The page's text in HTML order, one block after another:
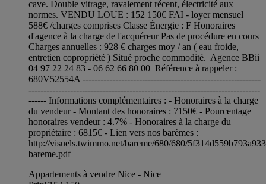
cave. Double vitrage, ravalement récent, électricité aux
normes. VENDU LOUE : 152 150€ FAI - loyer mensuel
588€ /charges comprises Classe Énergie : F Honoraires
d'agence à la charge de l'acquéreur Pas de procédure en cours
Charges annuelles : 928 € charges moy / an ( eau froide,
entretien copropriété ) Situé proche commodité. Agence BBii
04 97 22 24 83 - 06 62 66 80 00 Référence à rappeler :
680V52554A ------------------------------------------------------------
------------------------------------------------------------------------------
------ Informations complémentaires : - Honoraires à la charge
du vendeur - Montant des honoraires : 7150€ - Pourcentage
honoraires vendeur : 4.7% - Honoraires à la charge du
propriétaire : 6815€ - Lien vers nos barèmes :
http://visuels.twimmo.net/bareme/680/680/
bareme.pdf
Appartements à vendre Nice - Nice